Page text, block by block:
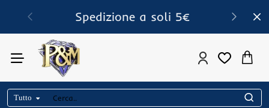
Spedizione a soli 5€
Tutto
Cerca..